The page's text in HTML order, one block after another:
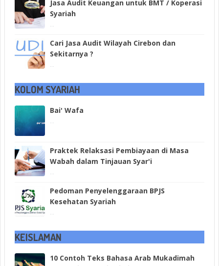
Jasa Audit Keuangan untuk BMT / Koperasi
Syariah
Cari Jasa Audit Wilayah Cirebon dan
Sekitarnya ?
KOLOM SYARIAH
Bai' Wafa
Praktek Relaksasi Pembiayaan di Masa
Wabah dalam Tinjauan Syar'i
Pedoman Penyelenggaraan BPJS
Kesehatan Syariah
KEISLAMAN
10 Contoh Teks Bahasa Arab Mukadimah